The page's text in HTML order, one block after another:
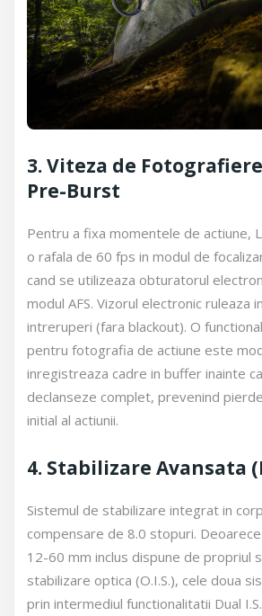
3. Viteza de
Pre-Burst
Pentru a fixa momentele de actiune,
o rafala de 60 fps in modul de
cand se utilizeaza obturatorul
modul AFS. Vizorul electronic ruleaza
intreruperi (fara blackout). O
pentru fotografia de actiune este
inregistreaza cadre in buffer inainte
declanseze complet, prevenind
initial al actiunii.
4. Stabilizare Avansata
Sistemul de stabilizare integrat in
compensare de 8.0 stopuri.
12-60 mm inclus dispune de propriul
stabilizare optica (O.I.S.), cele doua
prin intermediul functionalitatii Dual